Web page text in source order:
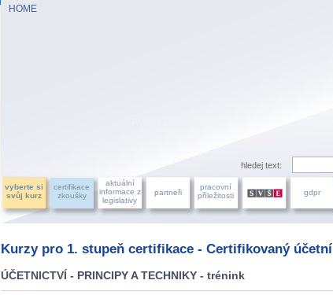
HOME
hledej text:
vyberte si
svůj kurz
certifikace
zkoušky
aktuální
informace z
legislativy
partneři
pracovní
příležitosti
gdpr
Kurzy pro 1. stupeň certifikace - Certifikovaný účetní
ÚČETNICTVÍ - PRINCIPY A TECHNIKY - trénink